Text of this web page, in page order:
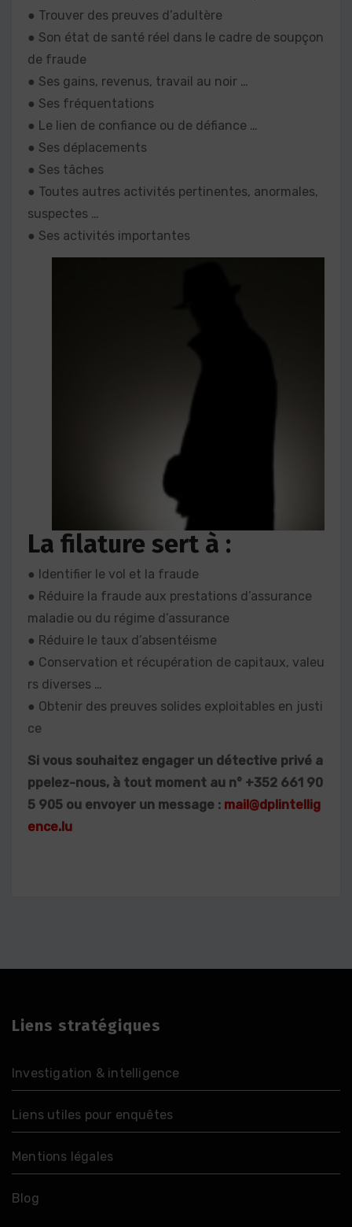
● Trouver des preuves d’adultère
● Son état de santé réel dans le cadre de soupçon
de fraude
● Ses gains, revenus, travail au noir …
● Ses fréquentations
● Le lien de confiance ou de défiance …
● Ses déplacements
● Ses tâches
● Toutes autres activités pertinentes, anormales,
suspectes …
● Ses activités importantes
La filature sert à :
● Identifier le vol et la fraude
● Réduire la fraude aux prestations d’assurance
maladie ou du régime d’assurance
● Réduire le taux d’absentéisme
● Conservation et récupération de capitaux, valeu
rs diverses …
● Obtenir des preuves solides exploitables en justi
ce
Si vous souhaitez engager un détective privé a
ppelez-nous, à tout moment au n° +352 661 90
5 905 ou envoyer un message : mail@dplintellig
ence.lu
Liens stratégiques
Investigation & intelligence
Liens utiles pour enquêtes
Mentions légales
Blog